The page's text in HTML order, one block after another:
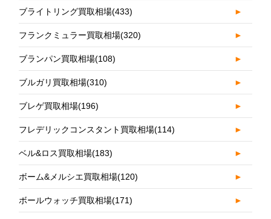
ブライトリング買取相場(433) ►
フランクミュラー買取相場(320) ►
ブランパン買取相場(108) ►
ブルガリ買取相場(310) ►
ブレゲ買取相場(196) ►
フレデリックコンスタント買取相場(114) ►
ベル&ロス買取相場(183) ►
ボーム&メルシエ買取相場(120) ►
ボールウォッチ買取相場(171) ►